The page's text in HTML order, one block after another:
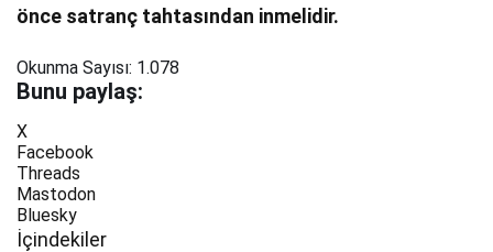
önce satranç tahtasından inmelidir.
Okunma Sayısı: 1.078
Bunu paylaş:
X
Facebook
Threads
Mastodon
Bluesky
İçindekiler